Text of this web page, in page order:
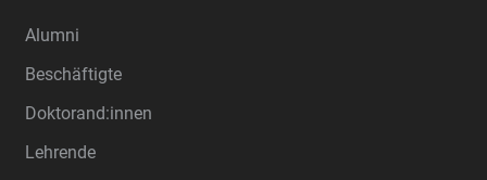
Alumni
Beschäftigte
Doktorand:innen
Lehrende